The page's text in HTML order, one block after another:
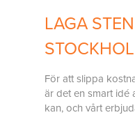
LAGA
För att slippa
är det en smart idé
kan, och vårt